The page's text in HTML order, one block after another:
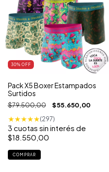
30% OFF
Pack X5 Boxer Estampados
Surtidos
$79.500,00 $55.650,00
★★★★★(297)
3 cuotas sin interés de
$18.550,00
COMPRAR